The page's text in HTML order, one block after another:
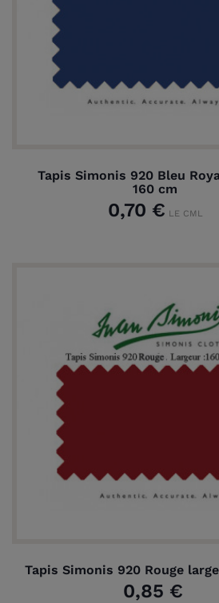
Tapis Simonis 920 Bleu
160 cm
0,70 € LE CML
Tapis Simonis 920 Rouge
0,85 €